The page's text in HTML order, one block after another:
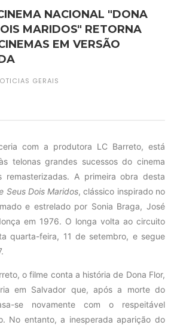
NACIONAL "DONA
MARIDOS" RETORNA
EM VERSÃO
GERAIS
com a produtora LC Barreto, está
telonas grandes sucessos do cinema
remasterizadas. A primeira obra desta
Seus Dois Maridos, clássico inspirado no
e estrelado por Sonia Braga, José
em 1976. O longa volta ao circuito
quarta-feira, 11 de setembro, e segue
o filme conta a história de Dona Flor,
em Salvador que, após a morte do
se novamente com o respeitável
No entanto, a inesperada aparição do